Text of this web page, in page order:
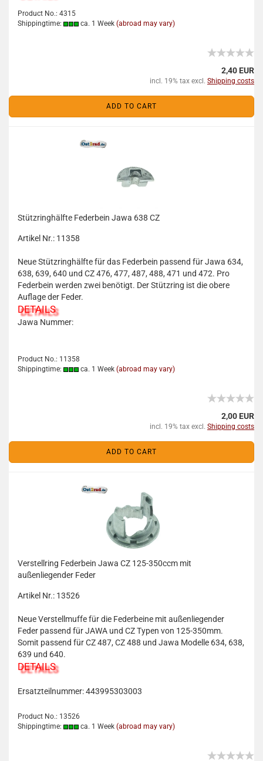
Product No.: 4315
Shippingtime:
ca. 1 Week (abroad may vary)
2,40 EUR
incl. 19% tax excl. Shipping costs
ADD TO CART
Stützringhälfte Federbein Jawa 638 CZ
Artikel Nr.: 11358
Neue Stützringhälfte für das Federbein passend für Jawa 634,
638, 639, 640 und CZ 476, 477, 487, 488, 471 und 472. Pro
Federbein werden zwei benötigt. Der Stützring ist die obere
Auflage der Feder.
DETAILS
Jawa Nummer:
Product No.: 11358
Shippingtime:
ca. 1 Week (abroad may vary)
2,00 EUR
incl. 19% tax excl. Shipping costs
ADD TO CART
Verstellring Federbein Jawa CZ 125-350ccm mit
außenliegender Feder
Artikel Nr.: 13526
Neue Verstellmuffe für die Federbeine mit außenliegender
Feder passend für JAWA und CZ Typen von 125-350mm.
Somit passend für CZ 487, CZ 488 und Jawa Modelle 634, 638,
639 und 640.
DETAILS
Ersatzteilnummer: 443995303003
Product No.: 13526
Shippingtime:
ca. 1 Week (abroad may vary)